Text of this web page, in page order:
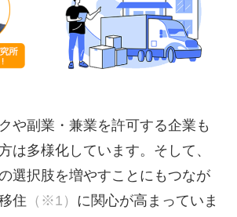
や副業・兼業を許可する企業も
は多様化しています。そして、
選択肢を増やすことにもつなが
住 （※1） に関心が高まっていま